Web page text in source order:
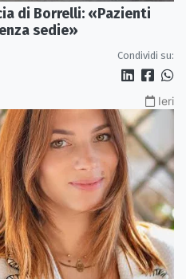
di Borrelli: «Pazienti
sedie»
Condividi su:
Ieri